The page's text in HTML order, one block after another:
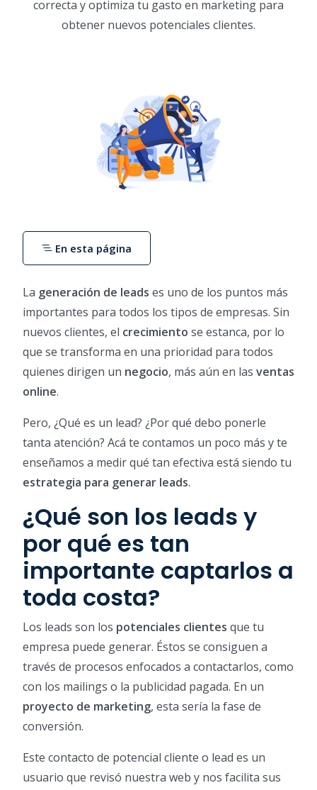
correcta y optimiza tu gasto en marketing para
obtener nuevos potenciales clientes.
La generación de leads es uno de los puntos más
importantes para todos los tipos de empresas. Sin
nuevos clientes, el crecimiento se estanca, por lo
que se transforma en una prioridad para todos
quienes dirigen un negocio, más aún en las ventas
online.
Pero, ¿Qué es un lead? ¿Por qué debo ponerle
tanta atención? Acá te contamos un poco más y te
enseñamos a medir qué tan efectiva está siendo tu
estrategia para generar leads.
¿Qué son los leads y
por qué es tan
importante captarlos a
toda costa?
Los leads son los potenciales clientes que tu
empresa puede generar. Éstos se consiguen a
través de procesos enfocados a contactarlos, como
con los mailings o la publicidad pagada. En un
proyecto de marketing, esta sería la fase de
conversión.
Este contacto de potencial cliente o lead es un
usuario que revisó nuestra web y nos facilita sus
En esta página